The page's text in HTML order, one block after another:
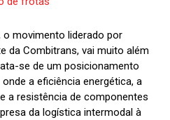
movimento liderado por
da Combitrans, vai muito além
se de um posicionamento
a eficiência energética, a
a resistência de componentes
da logística intermodal à